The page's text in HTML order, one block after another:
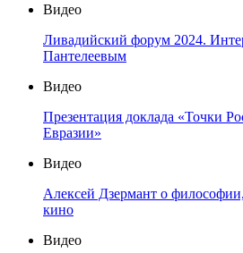
Видео
Ливадийский форум 2024.
Пантелеевым
Видео
Презентация доклада «Точки
Евразии»
Видео
Алексей Дзермант о
кино
Видео